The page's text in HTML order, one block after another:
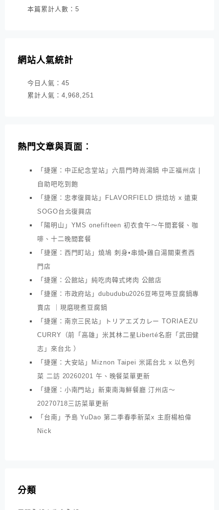
本篇累計人數： 5
網站人氣統計
今日人氣： 45
累計人氣： 4,968,251
熱門文章與頁面︰
「捷運：中正紀念堂站」六扇門時尚湯鍋 中正福州店 |
自助吧吃到飽
「捷運：忠孝復興站」FLAVORFIELD 烘焙坊 x 遠東
SOGO台北復興店
「陽明山」YMS onefifteen 初衣食午～午間套餐、咖
啡、十二晚間套餐
「捷運：西門町站」燒鳩 刺身•串燒•雞白湯關東煮西
門店
「捷運：公館站」純吃肉韓式烤肉 公館店
「捷運：市政府站」dubudubu2026豆咘豆咘豆腐鍋專
賣店 ｜現磨現煮豆腐鍋
「捷運：南京三民站」トリアエズカレー TORIAEZU
CURRY（前「高雄」米其林二星Liberté名廚「武田健
志」來台北 ）
「捷運：大安站」Miznon Taipei 米諾台北 x 以色列
菜 二訪 20260201 午、晚餐菜單更新
「捷運：小南門站」新東南海鮮餐廳 汀州店～
20270718三訪菜單更新
「台南」予島 YuDao 第二季春季新菜x 主廚楊柏偉
Nick
分類